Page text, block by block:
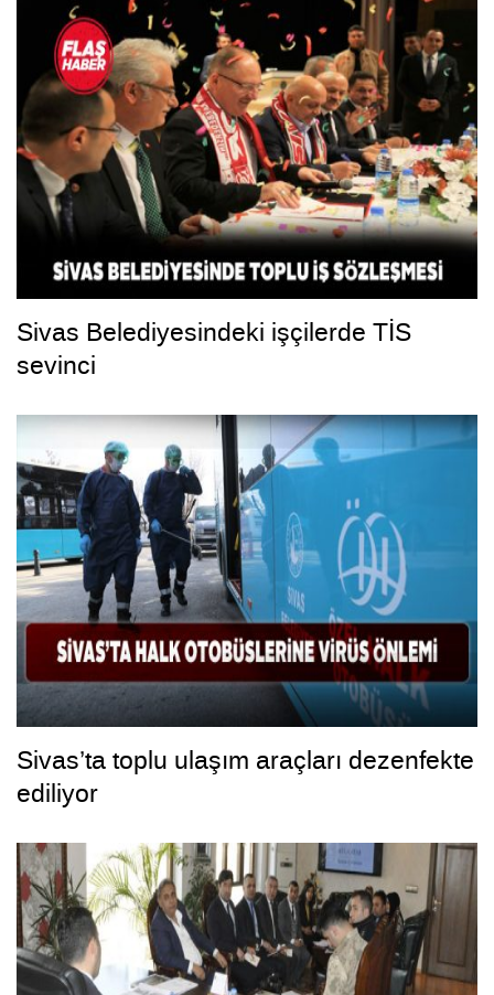
Sivas Belediyesindeki işçilerde TİS
sevinci
Sivas’ta toplu ulaşım araçları dezenfekte
ediliyor